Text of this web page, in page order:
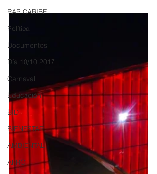
RAP CARIBE
Política
Documentos
Día 10/10 2017
Carnaval
Educación
BID
BIENESTAR
AMBIENTAL
AFRO